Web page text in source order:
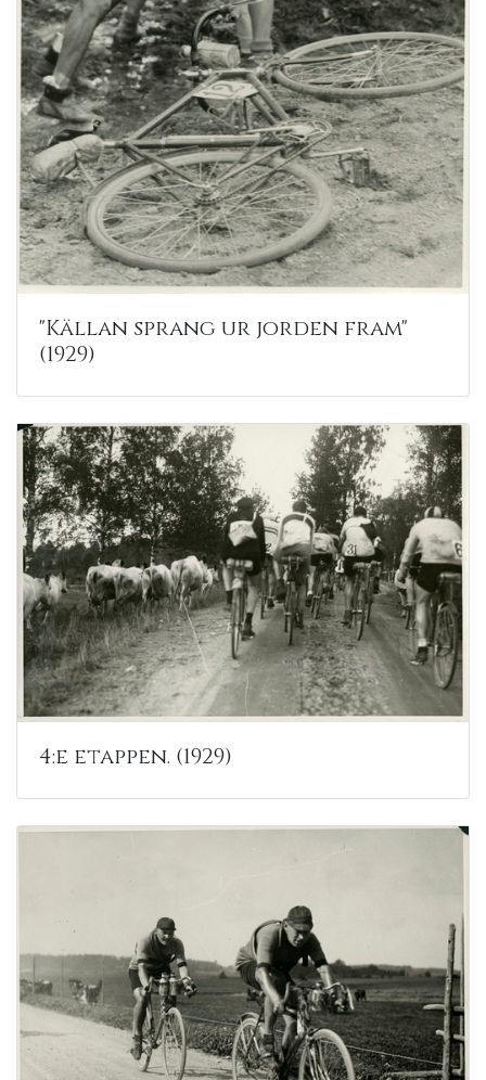
"Källan sprang ur jorden fram"
(1929)
4:e etappen. (1929)